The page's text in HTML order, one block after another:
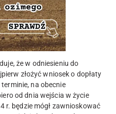
że w odniesieniu do
złożyć wniosek o dopłaty
na obecnie
od dnia wejścia w życie
r. będzie mógł zawnioskować